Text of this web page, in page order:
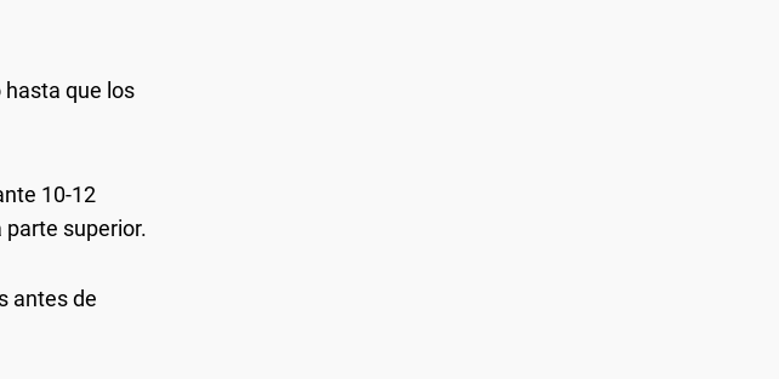
hasta que los
10-12
superior.
antes de